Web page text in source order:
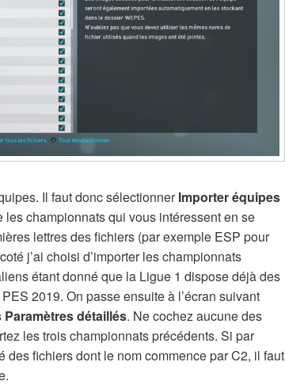
Il faut donc sélectionnerImporter équipes
championnats qui vous intéressent en se
lettres des fichiers (par exemple ESP pour
j’ai choisi d’importer les championnats
étant donné que la Ligue 1 dispose déjà des
2019. On passe ensuite à l’écran suivant
Paramètres détaillés. Ne cochez aucune des
les trois championnats précédents. Si par
des fichiers dont le nom commence par C2, il faut